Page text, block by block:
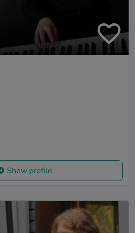
Show profile